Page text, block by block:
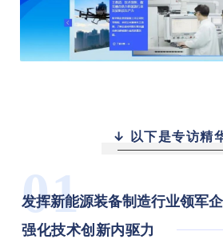
↓ 以下是专访精
01
发挥新能源装备制造行业领军
强化技术创新内驱力